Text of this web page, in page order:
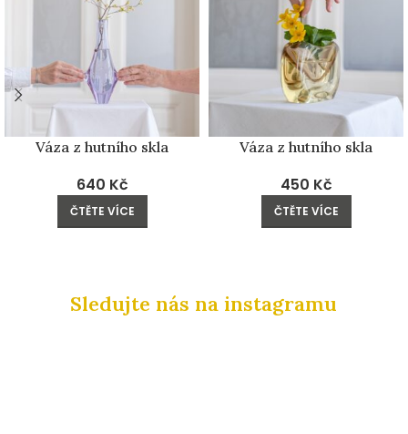
Váza z hutního skla
640 Kč
ČTĚTE VÍCE
Váza z hutního skla
450 Kč
ČTĚTE VÍCE
Sledujte nás na instagramu